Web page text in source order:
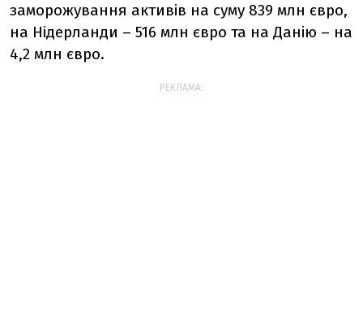
заморожування активів на суму 839 млн євро,
на Нідерланди – 516 млн євро та на Данію – на
4,2 млн євро.
РЕКЛАМА: